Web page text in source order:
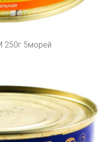
250г 5морей